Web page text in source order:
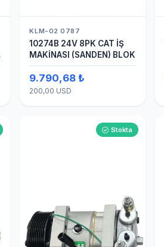
KLM-02 0787
10274B 24V 8PK CAT İŞ
MAKİNASI (SANDEN) BLOK
9.790,68 ₺
200,00 USD
Stokta